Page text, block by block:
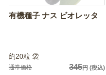
有機種子 ナス ビオレッタ
約20粒 袋
通常価格 345円(税込)